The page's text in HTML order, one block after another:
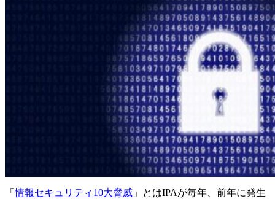
「情報セキュリティ10大脅威 」とはIPAが毎年、前年に発生